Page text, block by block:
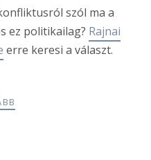
szól ma a
ez politikailag? Rajnai
erre keresi a választ.